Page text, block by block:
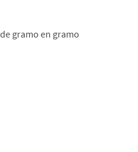
gramo en gramo